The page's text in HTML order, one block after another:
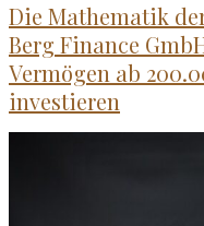
Die Mathematik
Berg Finance
Vermögen ab
investieren